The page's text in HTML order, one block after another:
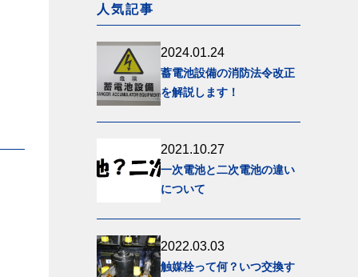
人気記事
2024.01.24
蓄電池設備の消防法令改正
を解説します！
2021.10.27
一次電池と二次電池の違い
について
2022.03.03
触媒栓って何？いつ交換す